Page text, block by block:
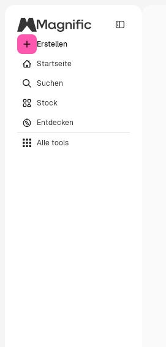
Erstellen
Startseite
Suchen
Stock
Entdecken
Alle tools